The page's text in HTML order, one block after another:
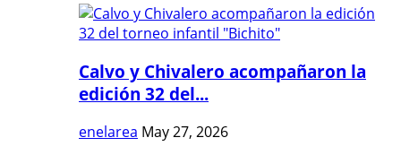
Calvo y Chivalero acompañaron la
edición 32 del...
enelarea May 27, 2026